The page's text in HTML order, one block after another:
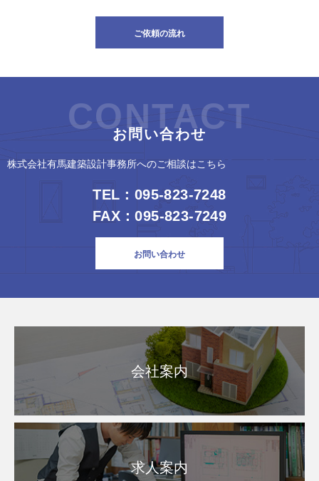
ご依頼の流れ
CONTACT
お問い合わせ
株式会社有馬建築設計事務所へのご相談はこちら
TEL：095-823-7248
FAX：095-823-7249
お問い合わせ
会社案内
求人案内